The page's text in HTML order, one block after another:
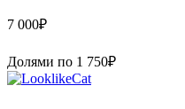
7 000₽
Долями по 1 750₽